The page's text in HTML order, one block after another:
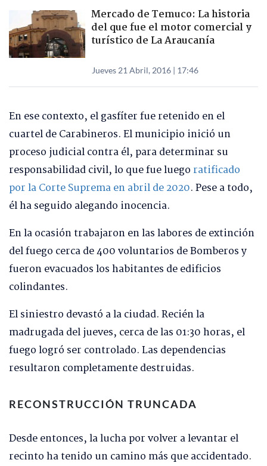
Mercado de Temuco: La historia
del que fue el motor comercial y
turístico de La Araucanía
Jueves 21 Abril, 2016 | 17:46
En ese contexto, el gasfíter fue retenido en el
cuartel de Carabineros. El municipio inició un
proceso judicial contra él, para determinar su
responsabilidad civil, lo que fue luegoratificado
por la Corte Suprema en abril de 2020. Pese a todo,
él ha seguido alegando inocencia.
En la ocasión trabajaron en las labores de extinción
del fuego cerca de 400 voluntarios de Bomberos y
fueron evacuados los habitantes de edificios
colindantes.
El siniestro devastó a la ciudad. Recién la
madrugada del jueves, cerca de las 01:30 horas, el
fuego logró ser controlado. Las dependencias
resultaron completamente destruidas.
RECONSTRUCCIÓN TRUNCADA
Desde entonces, la lucha por volver a levantar el
recinto ha tenido un camino más que accidentado.